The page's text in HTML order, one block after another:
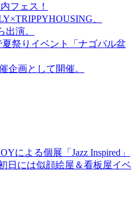
フェス！
、
演。
祭りイベント「ナゴパル盆
企画として開催。
による個展「Jazz Inspired」
日には似顔絵屋＆看板屋イベ